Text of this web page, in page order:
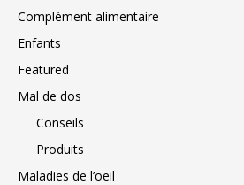
Complément alimentaire
Enfants
Featured
Mal de dos
Conseils
Produits
Maladies de l’oeil